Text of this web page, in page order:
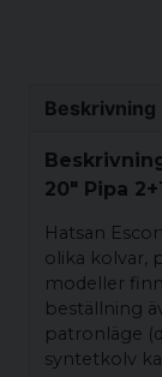
Beskrivning
20" Pipa
Hatsan
olika kolvar,
modeller
beställning
patronläge
syntetkolv